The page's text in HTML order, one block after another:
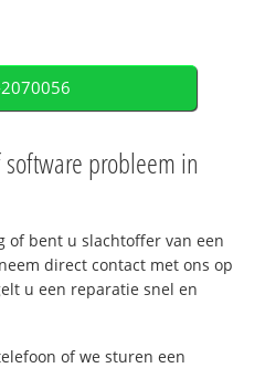
probleem in
of bent u slachtoffer van een
direct contact met ons op
u een reparatie snel en
of we sturen een